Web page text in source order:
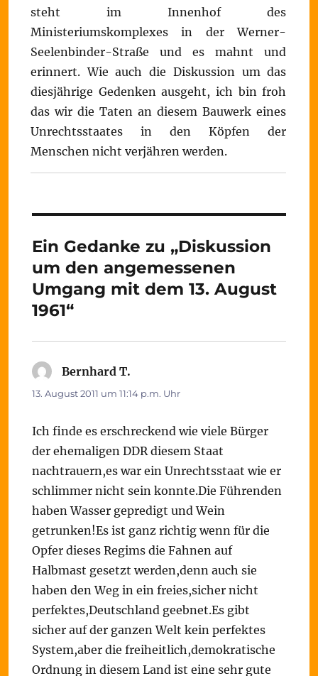
steht im Innenhof des
Ministeriumskomplexes in der Werner-
Seelenbinder-Straße und es mahnt und
erinnert. Wie auch die Diskussion um das
diesjährige Gedenken ausgeht, ich bin froh
das wir die Taten an diesem Bauwerk eines
Unrechtsstaates in den Köpfen der
Menschen nicht verjähren werden.
Ein Gedanke zu „Diskussion
um den angemessenen
Umgang mit dem 13. August
1961“
Bernhard T.
13. August 2011 um 11:14 p.m. Uhr
Ich finde es erschreckend wie viele Bürger
der ehemaligen DDR diesem Staat
nachtrauern,es war ein Unrechtsstaat wie er
schlimmer nicht sein konnte.Die Führenden
haben Wasser gepredigt und Wein
getrunken!Es ist ganz richtig wenn für die
Opfer dieses Regims die Fahnen auf
Halbmast gesetzt werden,denn auch sie
haben den Weg in ein freies,sicher nicht
perfektes,Deutschland geebnet.Es gibt
sicher auf der ganzen Welt kein perfektes
System,aber die freiheitlich,demokratische
Ordnung in diesem Land ist eine sehr gute